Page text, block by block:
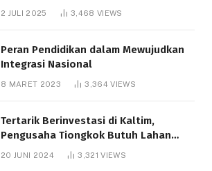
Bantuan Pendidikan Gratispol
2 JULI 2025 3,468 VIEWS
Peran Pendidikan dalam Mewujudkan
Integrasi Nasional
8 MARET 2023 3,364VIEWS
Tertarik Berinvestasi di Kaltim,
Pengusaha Tiongkok Butuh Lahan
1.000 Hektare
20 JUNI 2024 3,321VIEWS